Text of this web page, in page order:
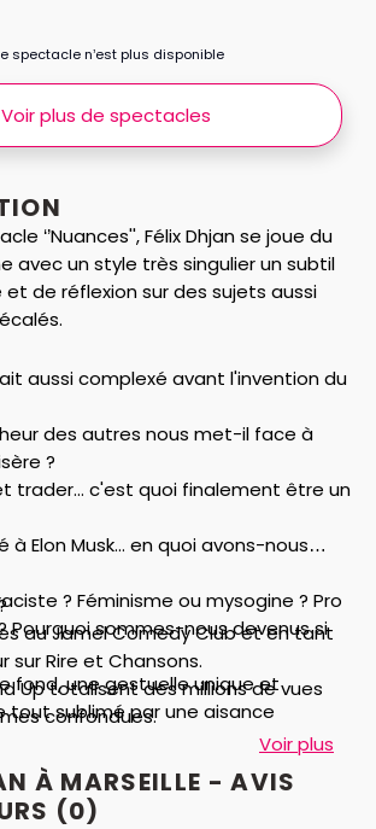
‘’Nuances'', Félix Dhjan se joue du
avec un style très singulier un subtil
de réflexion sur des sujets aussi
aussi complexé avant l'invention du
des autres nous met-il face à
?
trader... c'est quoi finalement être un
à Elon Musk... en quoi avons-nous
? Féminisme ou mysogine ? Pro
Pourquoi sommes-nous devenus si
fond, une gestuelle unique et
tout sublimé par une aisance
Félix débarque en tournée
cru, authentique et hilarant.
au Jamel Comedy Club et en tant
sur Rire et Chansons.
Up totalisent des millions de vues
confondues.
Voir plus
spectacle n’est plus disponible
Voir plus de spectacles
À MARSEILLE - AVIS
(0)